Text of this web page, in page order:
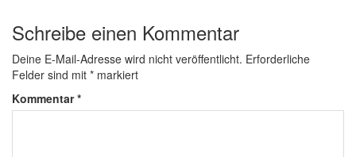
Schreibe einen Kommentar
Deine E-Mail-Adresse wird nicht veröffentlicht. Erforderliche
Felder sind mit * markiert
Kommentar*